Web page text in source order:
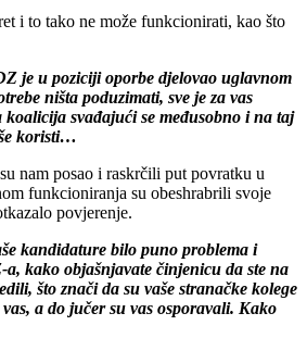
i to tako ne može funkcionirati, kao što
je u poziciji oporbe djelovao uglavnom
ništa poduzimati, sve je za vas
svađajući se međusobno i na taj
koristi…
nam posao i raskrčili put povratku u
funkcioniranja su obeshrabrili svoje
povjerenje.
kandidature bilo puno problema i
kako objašnjavate činjenicu da ste na
što znači da su vaše stranačke kolege
a do jučer su vas osporavali. Kako